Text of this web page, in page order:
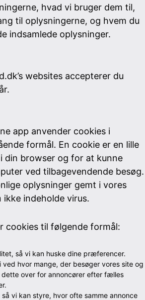
hvad vi bruger dem til,
til oplysningerne, og hvem du
indsamlede oplysninger.
websites accepterer du
app anvender cookies i
formål. En cookie er en lille
din browser og for at kunne
ved tilbagevendende besøg.
oplysninger gemt i vores
ikke indeholde virus.
cookies til følgende formål:
så vi kan huske dine præferencer.
ved hvor mange, der besøger vores site og
dette over for annoncører efter fælles
vi kan styre, hvor ofte samme annonce